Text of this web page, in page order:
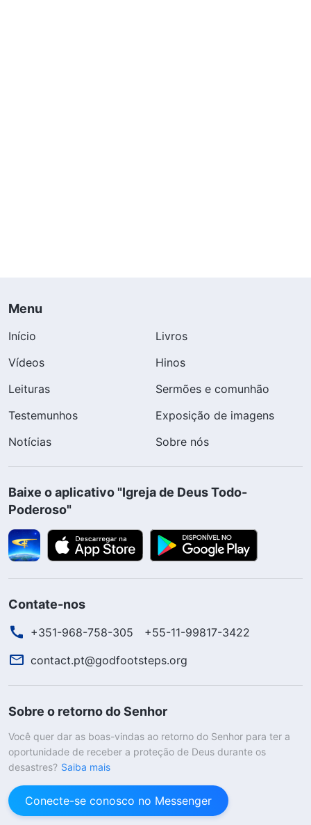
Menu
Início
Livros
Vídeos
Hinos
Leituras
Sermões e comunhão
Testemunhos
Exposição de imagens
Notícias
Sobre nós
Baixe o aplicativo "Igreja de Deus Todo-
Poderoso"
Contate-nos
+351-968-758-305
+55-11-99817-3422
contact.pt@godfootsteps.org
Sobre o retorno do Senhor
Você quer dar as boas-vindas ao retorno do Senhor para ter a
oportunidade de receber a proteção de Deus durante os
desastres? Saiba mais
Conecte-se conosco no Messenger